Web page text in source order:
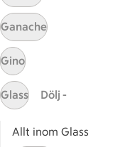
Prenumerera
Ganache
Gino
Glass Dölj -
Allt inom Glass